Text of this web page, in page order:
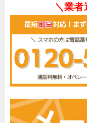
＼業